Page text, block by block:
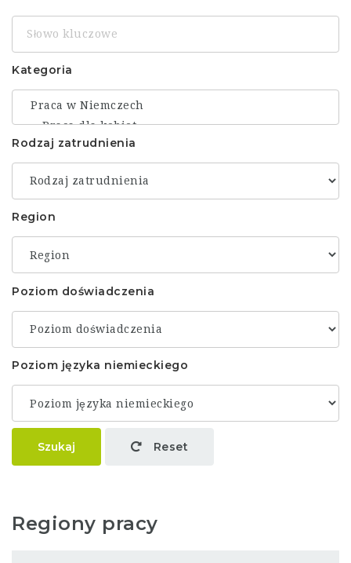
Słowo
kluczowe
Kategoria
Rodzaj zatrudnienia
Region
Poziom doświadczenia
Poziom języka niemieckiego
Szukaj Reset
Regiony pracy